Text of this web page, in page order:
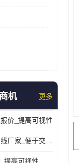
机 更多
价_提高可视性
卫辉市小区划线厂家_便于交通管理
提高可视性